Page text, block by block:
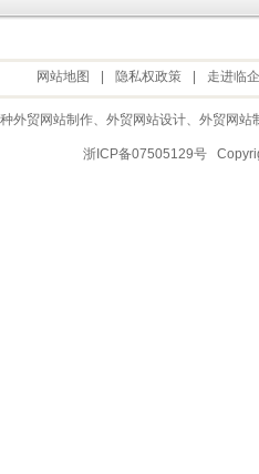
网站地图 隐私权政策 走进临企
外贸网站制作、 外贸网站设计、 外贸网站
浙ICP备07505129号